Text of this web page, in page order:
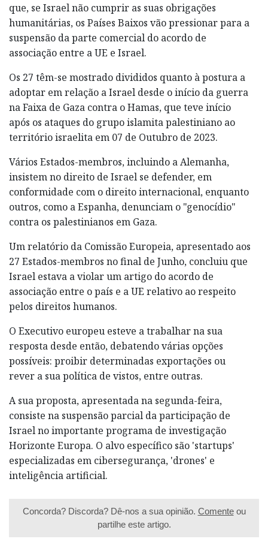
que, se Israel não cumprir as suas obrigações
humanitárias, os Países Baixos vão pressionar para a
suspensão da parte comercial do acordo de
associação entre a UE e Israel.
Os 27 têm-se mostrado divididos quanto à postura a
adoptar em relação a Israel desde o início da guerra
na Faixa de Gaza contra o Hamas, que teve início
após os ataques do grupo islamita palestiniano ao
território israelita em 07 de Outubro de 2023.
Vários Estados-membros, incluindo a Alemanha,
insistem no direito de Israel se defender, em
conformidade com o direito internacional, enquanto
outros, como a Espanha, denunciam o "genocídio"
contra os palestinianos em Gaza.
Um relatório da Comissão Europeia, apresentado aos
27 Estados-membros no final de Junho, concluiu que
Israel estava a violar um artigo do acordo de
associação entre o país e a UE relativo ao respeito
pelos direitos humanos.
O Executivo europeu esteve a trabalhar na sua
resposta desde então, debatendo várias opções
possíveis: proibir determinadas exportações ou
rever a sua política de vistos, entre outras.
A sua proposta, apresentada na segunda-feira,
consiste na suspensão parcial da participação de
Israel no importante programa de investigação
Horizonte Europa. O alvo específico são 'startups'
especializadas em cibersegurança, 'drones' e
inteligência artificial.
Concorda? Discorda? Dê-nos a sua opinião. Comenteou
partilhe este artigo.